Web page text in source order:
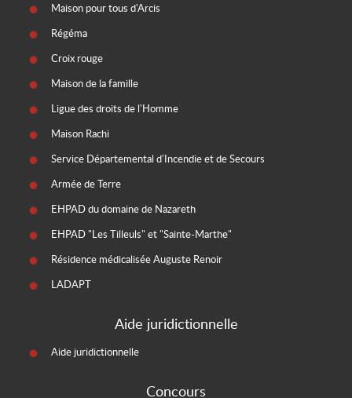
Maison pour tous d'Arcis
Régéma
Croix rouge
Maison de la famille
Ligue des droits de l'Homme
Maison Rachi
Service Départemental d'Incendie et de Secours
Armée de Terre
EHPAD du domaine de Nazareth
EHPAD "Les Tilleuls" et "Sainte-Marthe"
Résidence médicalisée Auguste Renoir
LADAPT
Aide juridictionnelle
Aide juridictionnelle
Concours